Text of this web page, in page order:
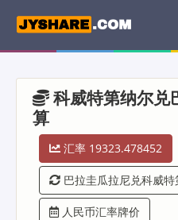
科威特第纳尔兑
算
汇率 19323.478452
巴拉圭瓜拉尼兑科威
人民币汇率牌价